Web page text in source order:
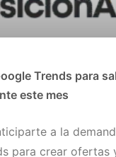
Trends para
este mes
a la
para crear ofertas